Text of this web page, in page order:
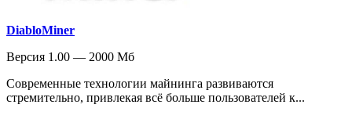
DiabloMiner
Версия 1.00 — 2000 Мб
Современные технологии майнинга развиваются
стремительно, привлекая всё больше пользователей к...